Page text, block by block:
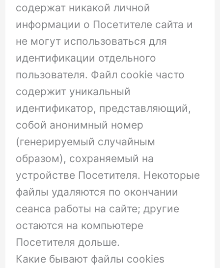
содержат никакой личной
информации о Посетителе сайта и
не могут использоваться для
идентификации отдельного
пользователя. Файл cookie часто
содержит уникальный
идентификатор, представляющий,
собой анонимный номер
(генерируемый случайным
образом), сохраняемый на
устройстве Посетителя. Некоторые
файлы удаляются по окончании
сеанса работы на сайте; другие
остаются на компьютере
Посетителя дольше.
Какие бывают файлы cookies